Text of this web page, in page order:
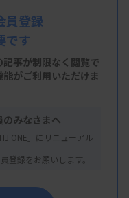
員登録
です
事が制限なく閲覧で
がご利用いただけま
のみなさまへ
ONE」にリニューアル
登録をお願いします。